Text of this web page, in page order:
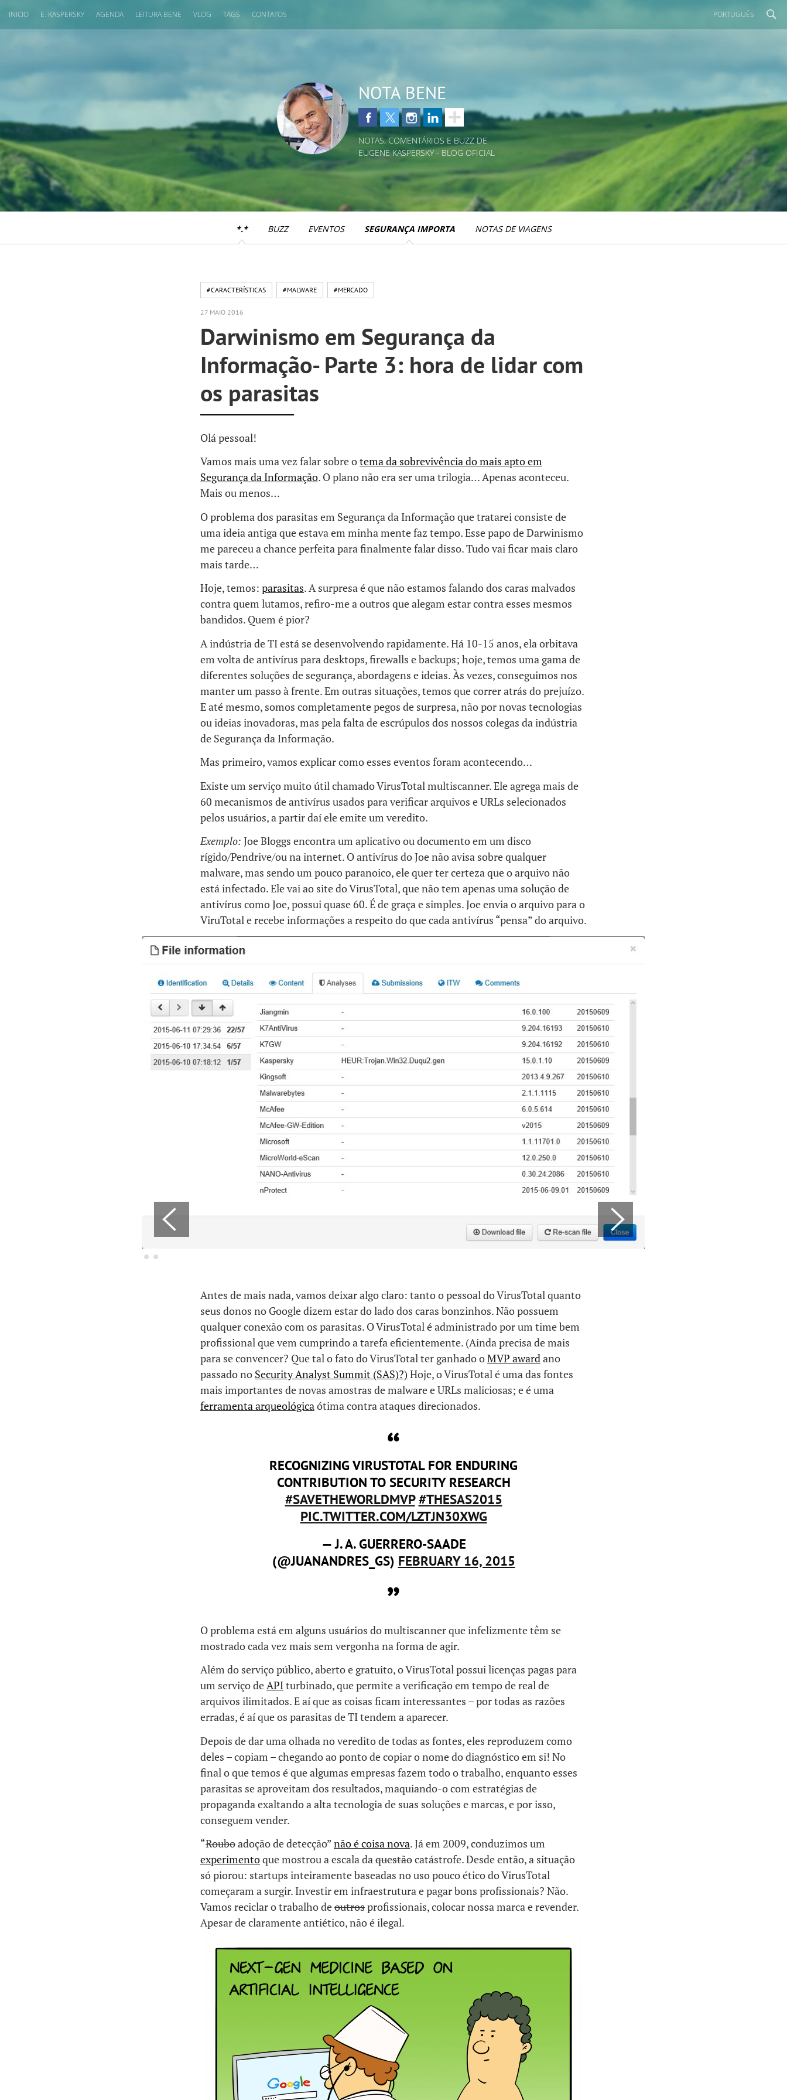
INICIO E. KASPERSKY AGENDA LEITURA BENE VLOG TAGS CONTATOS PORTUGUÊS
NOTA BENE
NOTAS, COMENTÁRIOS E BUZZ DE
EUGENE KASPERSKY - BLOG OFICIAL
*.* BUZZ EVENTOS SEGURANÇA IMPORTA NOTAS DE VIAGENS
#CARACTERÍSTICAS #MALWARE #MERCADO
27 MAIO 2016
Darwinismo em Segurança da
Informação- Parte 3: hora de lidar com
os parasitas
Olá pessoal!
Vamos mais uma vez falar sobre otema da sobrevivência do mais apto em
Segurança da Informação. O plano não era ser uma trilogia… Apenas aconteceu.
Mais ou menos…
O problema dos parasitas em Segurança da Informação que tratarei consiste de
uma ideia antiga que estava em minha mente faz tempo. Esse papo de Darwinismo
me pareceu a chance perfeita para finalmente falar disso. Tudo vai ficar mais claro
mais tarde…
Hoje, temos: parasitas. A surpresa é que não estamos falando dos caras malvados
contra quem lutamos, refiro-me a outros que alegam estar contra esses mesmos
bandidos. Quem é pior?
A indústria de TI está se desenvolvendo rapidamente. Há 10-15 anos, ela orbitava
em volta de antivírus para desktops, firewalls e backups; hoje, temos uma gama de
diferentes soluções de segurança, abordagens e ideias. Às vezes, conseguimos nos
manter um passo à frente. Em outras situações, temos que correr atrás do prejuízo.
E até mesmo, somos completamente pegos de surpresa, não por novas tecnologias
ou ideias inovadoras, mas pela falta de escrúpulos dos nossos colegas da indústria
de Segurança da Informação.
Mas primeiro, vamos explicar como esses eventos foram acontecendo…
Existe um serviço muito útil chamado VirusTotal multiscanner. Ele agrega mais de
60 mecanismos de antivírus usados para verificar arquivos e URLs selecionados
pelos usuários, a partir daí ele emite um veredito.
Exemplo: Joe Bloggs encontra um aplicativo ou documento em um disco
rígido/Pendrive/ou na internet. O antivírus do Joe não avisa sobre qualquer
malware, mas sendo um pouco paranoico, ele quer ter certeza que o arquivo não
está infectado. Ele vai ao site do VirusTotal, que não tem apenas uma solução de
antivírus como Joe, possui quase 60. É de graça e simples. Joe envia o arquivo para o
ViruTotal e recebe informações a respeito do que cada antivírus “pensa” do arquivo.
Antes de mais nada, vamos deixar algo claro: tanto o pessoal do VirusTotal quanto
seus donos no Google dizem estar do lado dos caras bonzinhos. Não possuem
qualquer conexão com os parasitas. O VirusTotal é administrado por um time bem
profissional que vem cumprindo a tarefa eficientemente. (Ainda precisa de mais
para se convencer? Que tal o fato do VirusTotal ter ganhado oMVP award ano
passado no Security Analyst Summit (SAS)?) Hoje, o VirusTotal é uma das fontes
mais importantes de novas amostras de malware e URLs maliciosas; e é uma
ferramenta arqueológica ótima contra ataques direcionados.
RECOGNIZING VIRUSTOTAL FOR ENDURING
CONTRIBUTION TO SECURITY RESEARCH
#SAVETHEWORLDMVP #THESAS2015
PIC.TWITTER.COM/LZTJN30XWG
— J. A. GUERRERO-SAADE
(@JUANANDRES_GS) FEBRUARY 16, 2015
O problema está em alguns usuários do multiscanner que infelizmente têm se
mostrado cada vez mais sem vergonha na forma de agir.
Além do serviço público, aberto e gratuito, o VirusTotal possui licenças pagas para
um serviço deAPIturbinado, que permite a verificação em tempo de real de
arquivos ilimitados. E aí que as coisas ficam interessantes – por todas as razões
erradas, é aí que os parasitas de TI tendem a aparecer.
Depois de dar uma olhada no veredito de todas as fontes, eles reproduzem como
deles – copiam – chegando ao ponto de copiar o nome do diagnóstico em si! No
final o que temos é que algumas empresas fazem todo o trabalho, enquanto esses
parasitas se aproveitam dos resultados, maquiando-o com estratégias de
propaganda exaltando a alta tecnologia de suas soluções e marcas, e por isso,
conseguem vender.
“Rouboadoção de detecção”não é coisa nova. Já em 2009, conduzimos um
experimentoque mostrou a escala daquestãocatástrofe. Desde então, a situação
só piorou: startups inteiramente baseadas no uso pouco ético do VirusTotal
começaram a surgir. Investir em infraestrutura e pagar bons profissionais? Não.
Vamos reciclar o trabalho deoutrosprofissionais, colocar nossa marca e revender.
Apesar de claramente antiético, não é ilegal.